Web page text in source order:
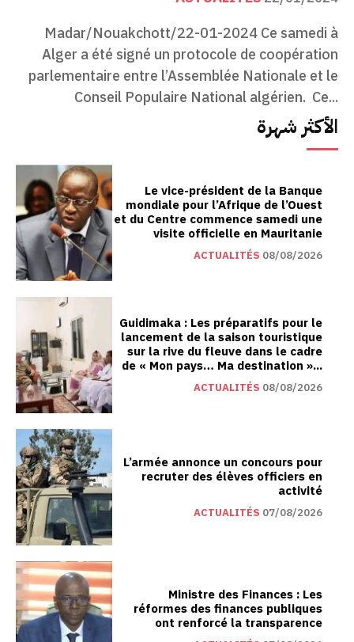
Madar/Nouakchott/22-01-2024 Ce samedi à
Alger a été signé un protocole de coopération
parlementaire entre l’Assemblée Nationale et le
Conseil Populaire National algérien. Ce...
الأكثر شهرة
Le vice-président de la Banque
mondiale pour l’Afrique de l’Ouest
et du Centre commence samedi une
visite officielle en Mauritanie
ACTUALITÉS 08/08/2026
Guidimaka : Les préparatifs pour le
lancement de la saison touristique
sur la rive du fleuve dans le cadre
de « Mon pays… Ma destination »...
ACTUALITÉS 08/08/2026
L’armée annonce un concours pour
recruter des élèves officiers en
activité
ACTUALITÉS 07/08/2026
Ministre des Finances : Les
réformes des finances publiques
ont renforcé la transparence